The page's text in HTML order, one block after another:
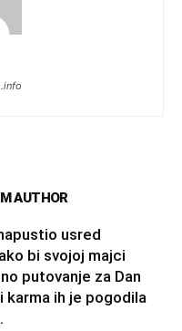
AUTHOR
usred
bi svojoj majci
putovanje za Dan
karma ih je pogodila